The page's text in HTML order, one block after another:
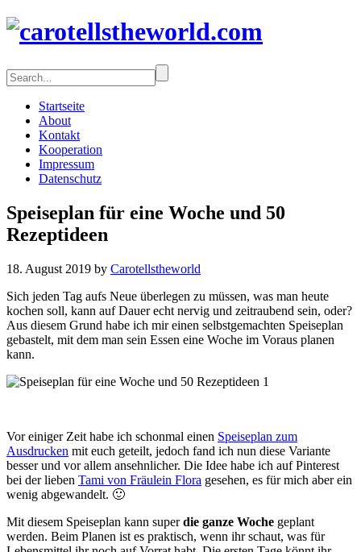
Startseite
About
Kontakt
Kooperation
Impressum
Datenschutz
Speiseplan für eine Woche und 50
Rezeptideen
18. August 2019 by Carotellstheworld
Sich jeden Tag aufs Neue überlegen zu müssen, was man heute
kochen soll, kann auf Dauer echt nervig und zeitraubend sein, oder?
Aus diesem Grund habe ich mir einen selbstgemachten Speiseplan
gebastelt, mit dem man sein Essen eine Woche im Voraus planen
kann.
Vor einiger Zeit habe ich schonmal einen Speiseplan zum
Ausdrucken mit euch geteilt, jedoch fand ich nun diese Variante
besser und vor allem ansehnlicher. Die Idee habe ich auf Pinterest
bei der lieben Tami von Fräulein Flora gesehen, es für mich aber ein
wenig abgewandelt. 🙂
Mit diesem Speiseplan kann superdie ganze Woche geplant
werden. Beim Planen ist es praktisch, wenn ihr schaut, was für